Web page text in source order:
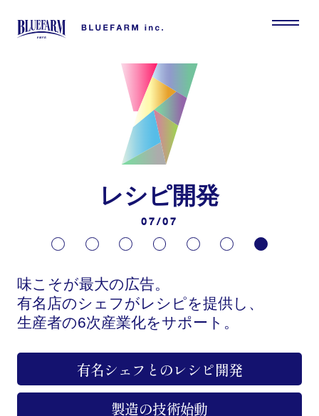
レシピ開発
07/07
味こそが最大の広告。
有名店のシェフがレシピを提供し、
生産者の6次産業化をサポート。
有名シェフとのレシピ開発
製造の技術始動